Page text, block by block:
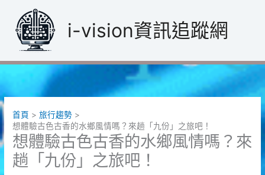
內
i-vision資訊追蹤網
首頁
旅行趨勢
想體驗古色古香的水鄉風情嗎？來趟「九份」之旅吧！
想體驗古色古香的水鄉風情嗎？來
趟「九份」之旅吧！